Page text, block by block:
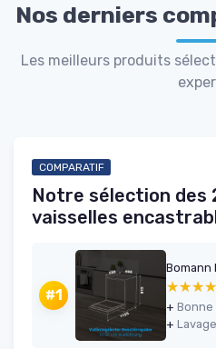
Nos derniers
Les meilleurs produits
COMPARATIF
Notre sélection des
vaisselles
#1
+
+